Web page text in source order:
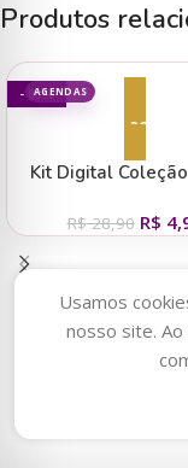
Produtos
AGENDAS
- 83%
Adicionar ao
Kit Digital
R$28,90 R$
Usamos
nosso site.